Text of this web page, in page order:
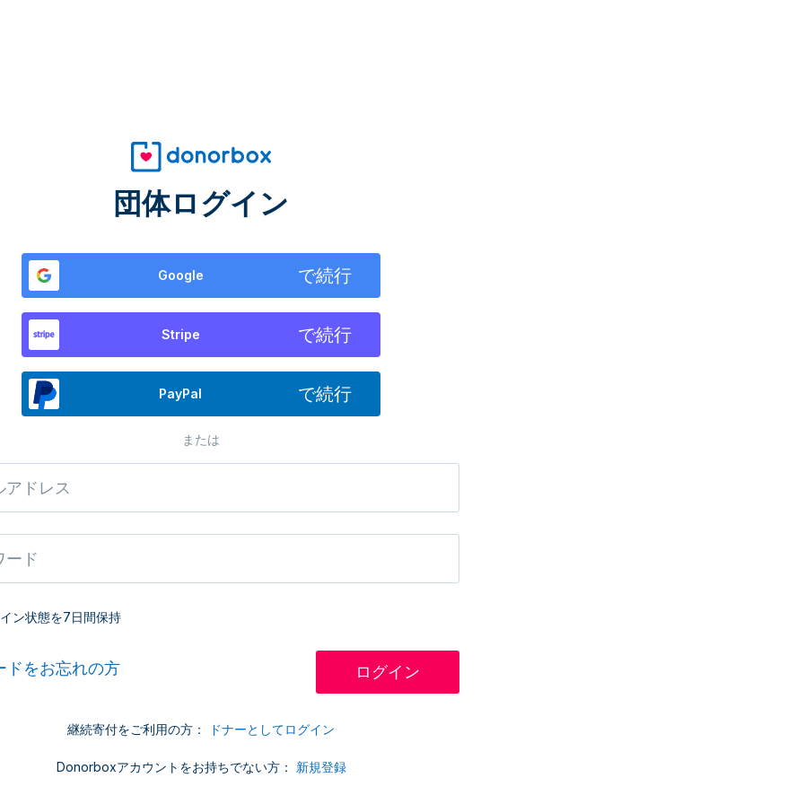
団体ログイン
Google で続行
Stripe で続行
PayPal で続行
または
ン状態を7日間保持
ドをお忘れの方
継続寄付をご利用の方： ドナーとしてログイン
Donorboxアカウントをお持ちでない方： 新規登録